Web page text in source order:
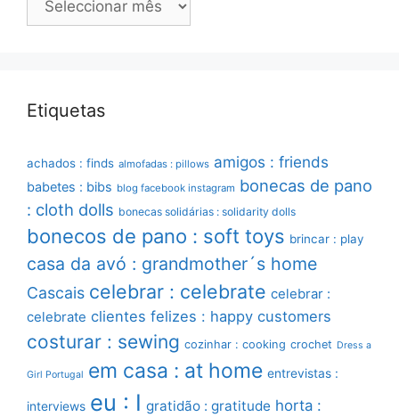
Etiquetas
achados : finds almofadas : pillows amigos : friends
babetes : bibs blog facebook instagram bonecas de pano
: cloth dolls bonecas solidárias : solidarity dolls
bonecos de pano : soft toys brincar : play
casa da avó : grandmother´s home
Cascais celebrar : celebrate celebrar :
celebrate clientes felizes : happy customers
costurar : sewing cozinhar : cooking crochet Dress a
Girl Portugal em casa : at home entrevistas :
interviews eu : I gratidão : gratitude horta :